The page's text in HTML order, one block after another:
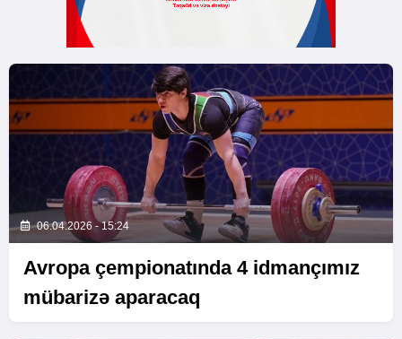
06.04.2026 - 15:24
Avropa çempionatında 4 idmançımız
mübarizə aparacaq